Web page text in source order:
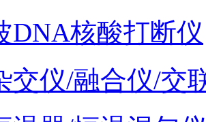
DNA核酸打断仪
交仪/融合仪/交